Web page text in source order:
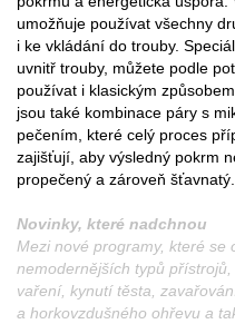
umožňuje používat všechny
i ke vkládání do trouby.
uvnitř trouby, můžete podle
používat i klasickým
jsou také kombinace páry s
pečením, které celý proces
zajišťují, aby výsledný pokrm
propečený a zároveň šťavnatý.
Novinky, které nadchnou
Mezi nové programy, které se
nemodernějších typů
vaření, kynutí těsta,
a horkovzdušného ohřevu a